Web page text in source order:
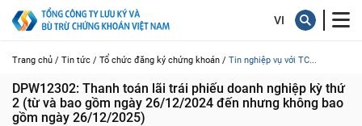
Trang chủ / Tin tức / Tổ chức đăng ký chứng khoán / Tin nghiệp vụ với TC...
DPW12302: Thanh toán lãi trái phiếu doanh nghiệp kỳ thứ
2 (từ và bao gồm ngày 26/12/2024 đến nhưng không bao
gồm ngày 26/12/2025)